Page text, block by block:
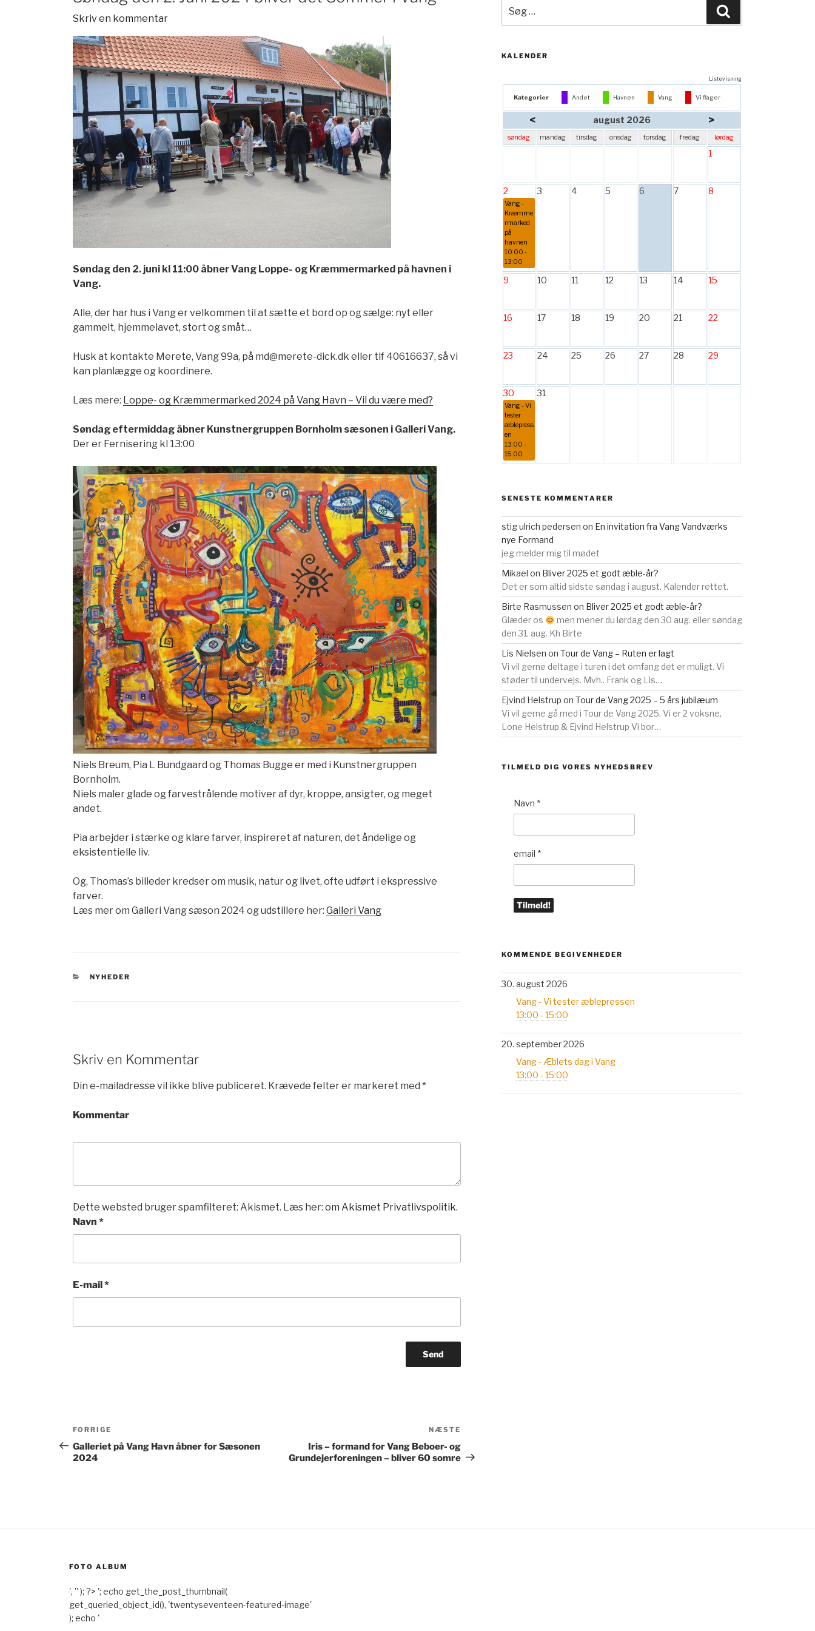
Skriv en kommentar
Søndag den 2. juni kl 11:00 åbner Vang Loppe- og Kræmmermarked på havnen i
Vang.
Alle, der har hus i Vang er velkommen til at sætte et bord op og sælge: nyt eller
gammelt, hjemmelavet, stort og småt…
Husk at kontakte Merete, Vang 99a, på md@merete-dick.dk eller tlf 40616637, så vi
kan planlægge og koordinere.
Læs mere: Loppe- og Kræmmermarked 2024 på Vang Havn – Vil du være med?
Søndag eftermiddag åbner Kunstnergruppen Bornholm sæsonen i Galleri Vang.
Der er Fernisering kl 13:00
Niels Breum, Pia L Bundgaard og Thomas Bugge er med i Kunstnergruppen
Bornholm.
Niels maler glade og farvestrålende motiver af dyr, kroppe, ansigter, og meget
andet.
Pia arbejder i stærke og klare farver, inspireret af naturen, det åndelige og
eksistentielle liv.
Og, Thomas’s billeder kredser om musik, natur og livet, ofte udført i ekspressive
farver.
Læs mer om Galleri Vang sæson 2024 og udstillere her: Galleri Vang
KATEGORIER
NYHEDER
Skriv en Kommentar
Din e-mailadresse vil ikke blive publiceret. Krævede felter er markeret med *
Kommentar
Dette websted bruger spamfilteret: Akismet. Læs her: om Akismet Privatlivspolitik.
Navn *
E-mail *
Indlægsnavigation
Forrige
indlæg
FORRIGE
Galleriet på Vang Havn åbner for Sæsonen
2024
indlæg
NÆSTE
Iris – formand for Vang Beboer- og
Grundejerforeningen – bliver 60 somre
efter:
KALENDER
Listevisning
Kategorier Andet Havnen Vang Vi flager
< august 2026 >
søndag mandag tirsdag onsdag torsdag fredag lørdag
1
2
Vang -
Kræmme
rmarked
på
havnen
10:00 -
13:00
3 4 5 6 7 8
9 10 11 12 13 14 15
16 17 18 19 20 21 22
23 24 25 26 27 28 29
30
Vang - Vi
tester
æblepress
en
13:00 -
15:00
31
SENESTE KOMMENTARER
stig ulrich pedersen on En invitation fra Vang Vandværks
nye Formand
jeg melder mig til mødet
Mikael on Bliver 2025 et godt æble-år?
Det er som altid sidste søndag i august. Kalender rettet.
Birte Rasmussen on Bliver 2025 et godt æble-år?
Glæder os
men mener du lørdag den 30 aug. eller søndag
den 31. aug. Kh Birte
Lis Nielsen on Tour de Vang – Ruten er lagt
Vi vil gerne deltage i turen i det omfang det er muligt. Vi
støder til undervejs. Mvh.. Frank og Lis…
Ejvind Helstrup on Tour de Vang 2025 – 5 års jubilæum
Vi vil gerne gå med i Tour de Vang 2025. Vi er 2 voksne,
Lone Helstrup & Ejvind Helstrup Vi bor…
TILMELD DIG VORES NYHEDSBREV
Navn *
email *
KOMMENDE BEGIVENHEDER
30. august 2026
Vang - Vi tester æblepressen
13:00 - 15:00
20. september 2026
Vang - Æblets dag i Vang
13:00 - 15:00
FOTO ALBUM
', '' ); ?> '; echo get_the_post_thumbnail(
get_queried_object_id(), 'twentyseventeen-featured-image'
); echo '